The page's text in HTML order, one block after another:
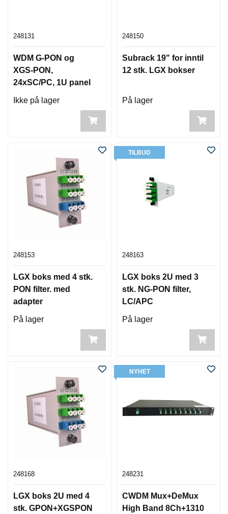
248131
WDM G-PON og
XGS-PON,
24xSC/PC, 1U panel
Ikke på lager
248150
Subrack 19" for inntil
12 stk. LGX bokser
På lager
248153
LGX boks med 4 stk.
PON filter. med
adapter
På lager
TILBUD
248163
LGX boks 2U med 3
stk. NG-PON filter,
LC/APC
På lager
248168
LGX boks 2U med 4
stk. GPON+XGSPON
NYHET
248231
CWDM Mux+DeMux
High Band 8Ch+1310